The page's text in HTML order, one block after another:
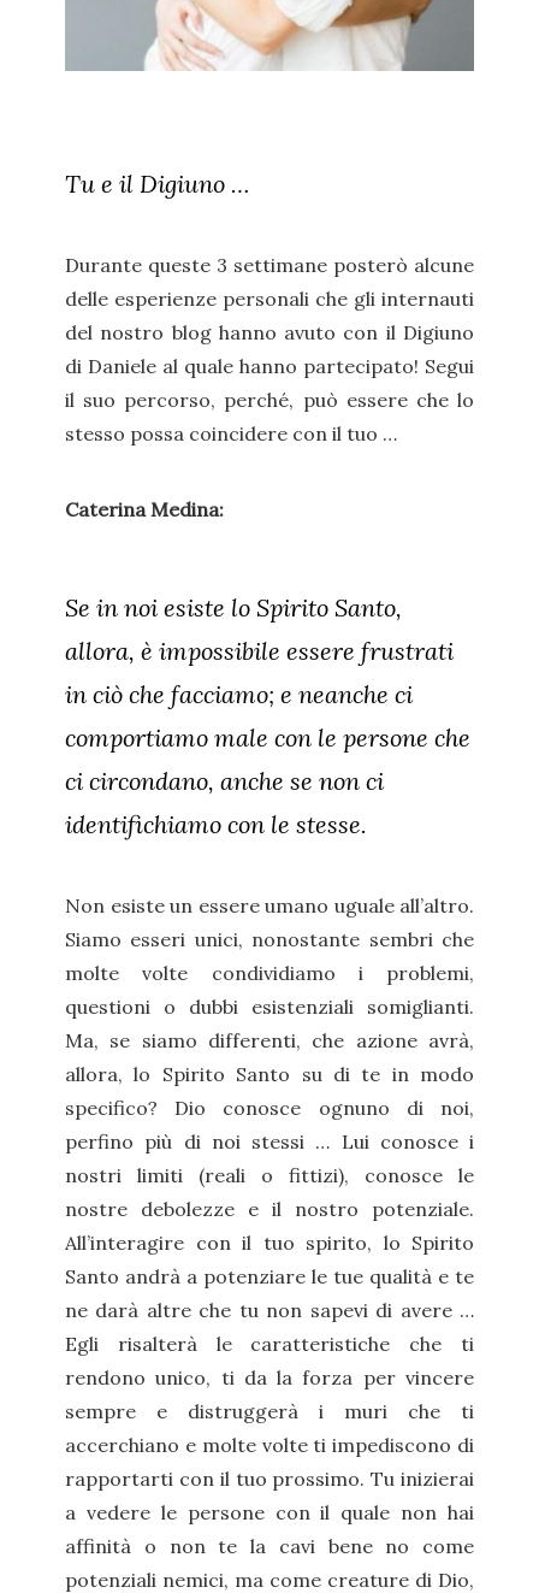
Tu e il Digiuno …
Durante queste 3 settimane posterò alcune
delle esperienze personali che gli internauti
del nostro blog hanno avuto con il Digiuno
di Daniele al quale hanno partecipato! Segui
il suo percorso, perché, può essere che lo
stesso possa coincidere con il tuo …
Caterina Medina:
Se in noi esiste lo Spirito Santo,
allora, è impossibile essere frustrati
in ciò che facciamo; e neanche ci
comportiamo male con le persone che
ci circondano, anche se non ci
identifichiamo con le stesse.
Non esiste un essere umano uguale all’altro.
Siamo esseri unici, nonostante sembri che
molte volte condividiamo i problemi,
questioni o dubbi esistenziali somiglianti.
Ma, se siamo differenti, che azione avrà,
allora, lo Spirito Santo su di te in modo
specifico? Dio conosce ognuno di noi,
perfino più di noi stessi … Lui conosce i
nostri limiti (reali o fittizi), conosce le
nostre debolezze e il nostro potenziale.
All’interagire con il tuo spirito, lo Spirito
Santo andrà a potenziare le tue qualità e te
ne darà altre che tu non sapevi di avere …
Egli risalterà le caratteristiche che ti
rendono unico, ti da la forza per vincere
sempre e distruggerà i muri che ti
accerchiano e molte volte ti impediscono di
rapportarti con il tuo prossimo. Tu inizierai
a vedere le persone con il quale non hai
affinità o non te la cavi bene no come
potenziali nemici, ma come creature di Dio,